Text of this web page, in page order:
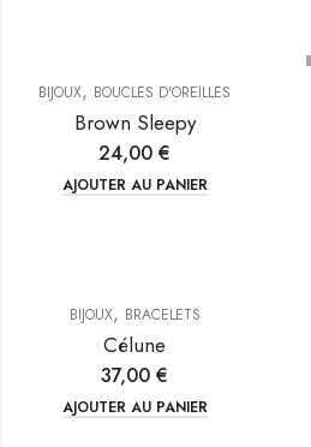
BIJOUX, BOUCLES D'OREILLES
Brown Sleepy
24,00 €
AJOUTER AU PANIER
BIJOUX, BRACELETS
Célune
37,00 €
AJOUTER AU PANIER